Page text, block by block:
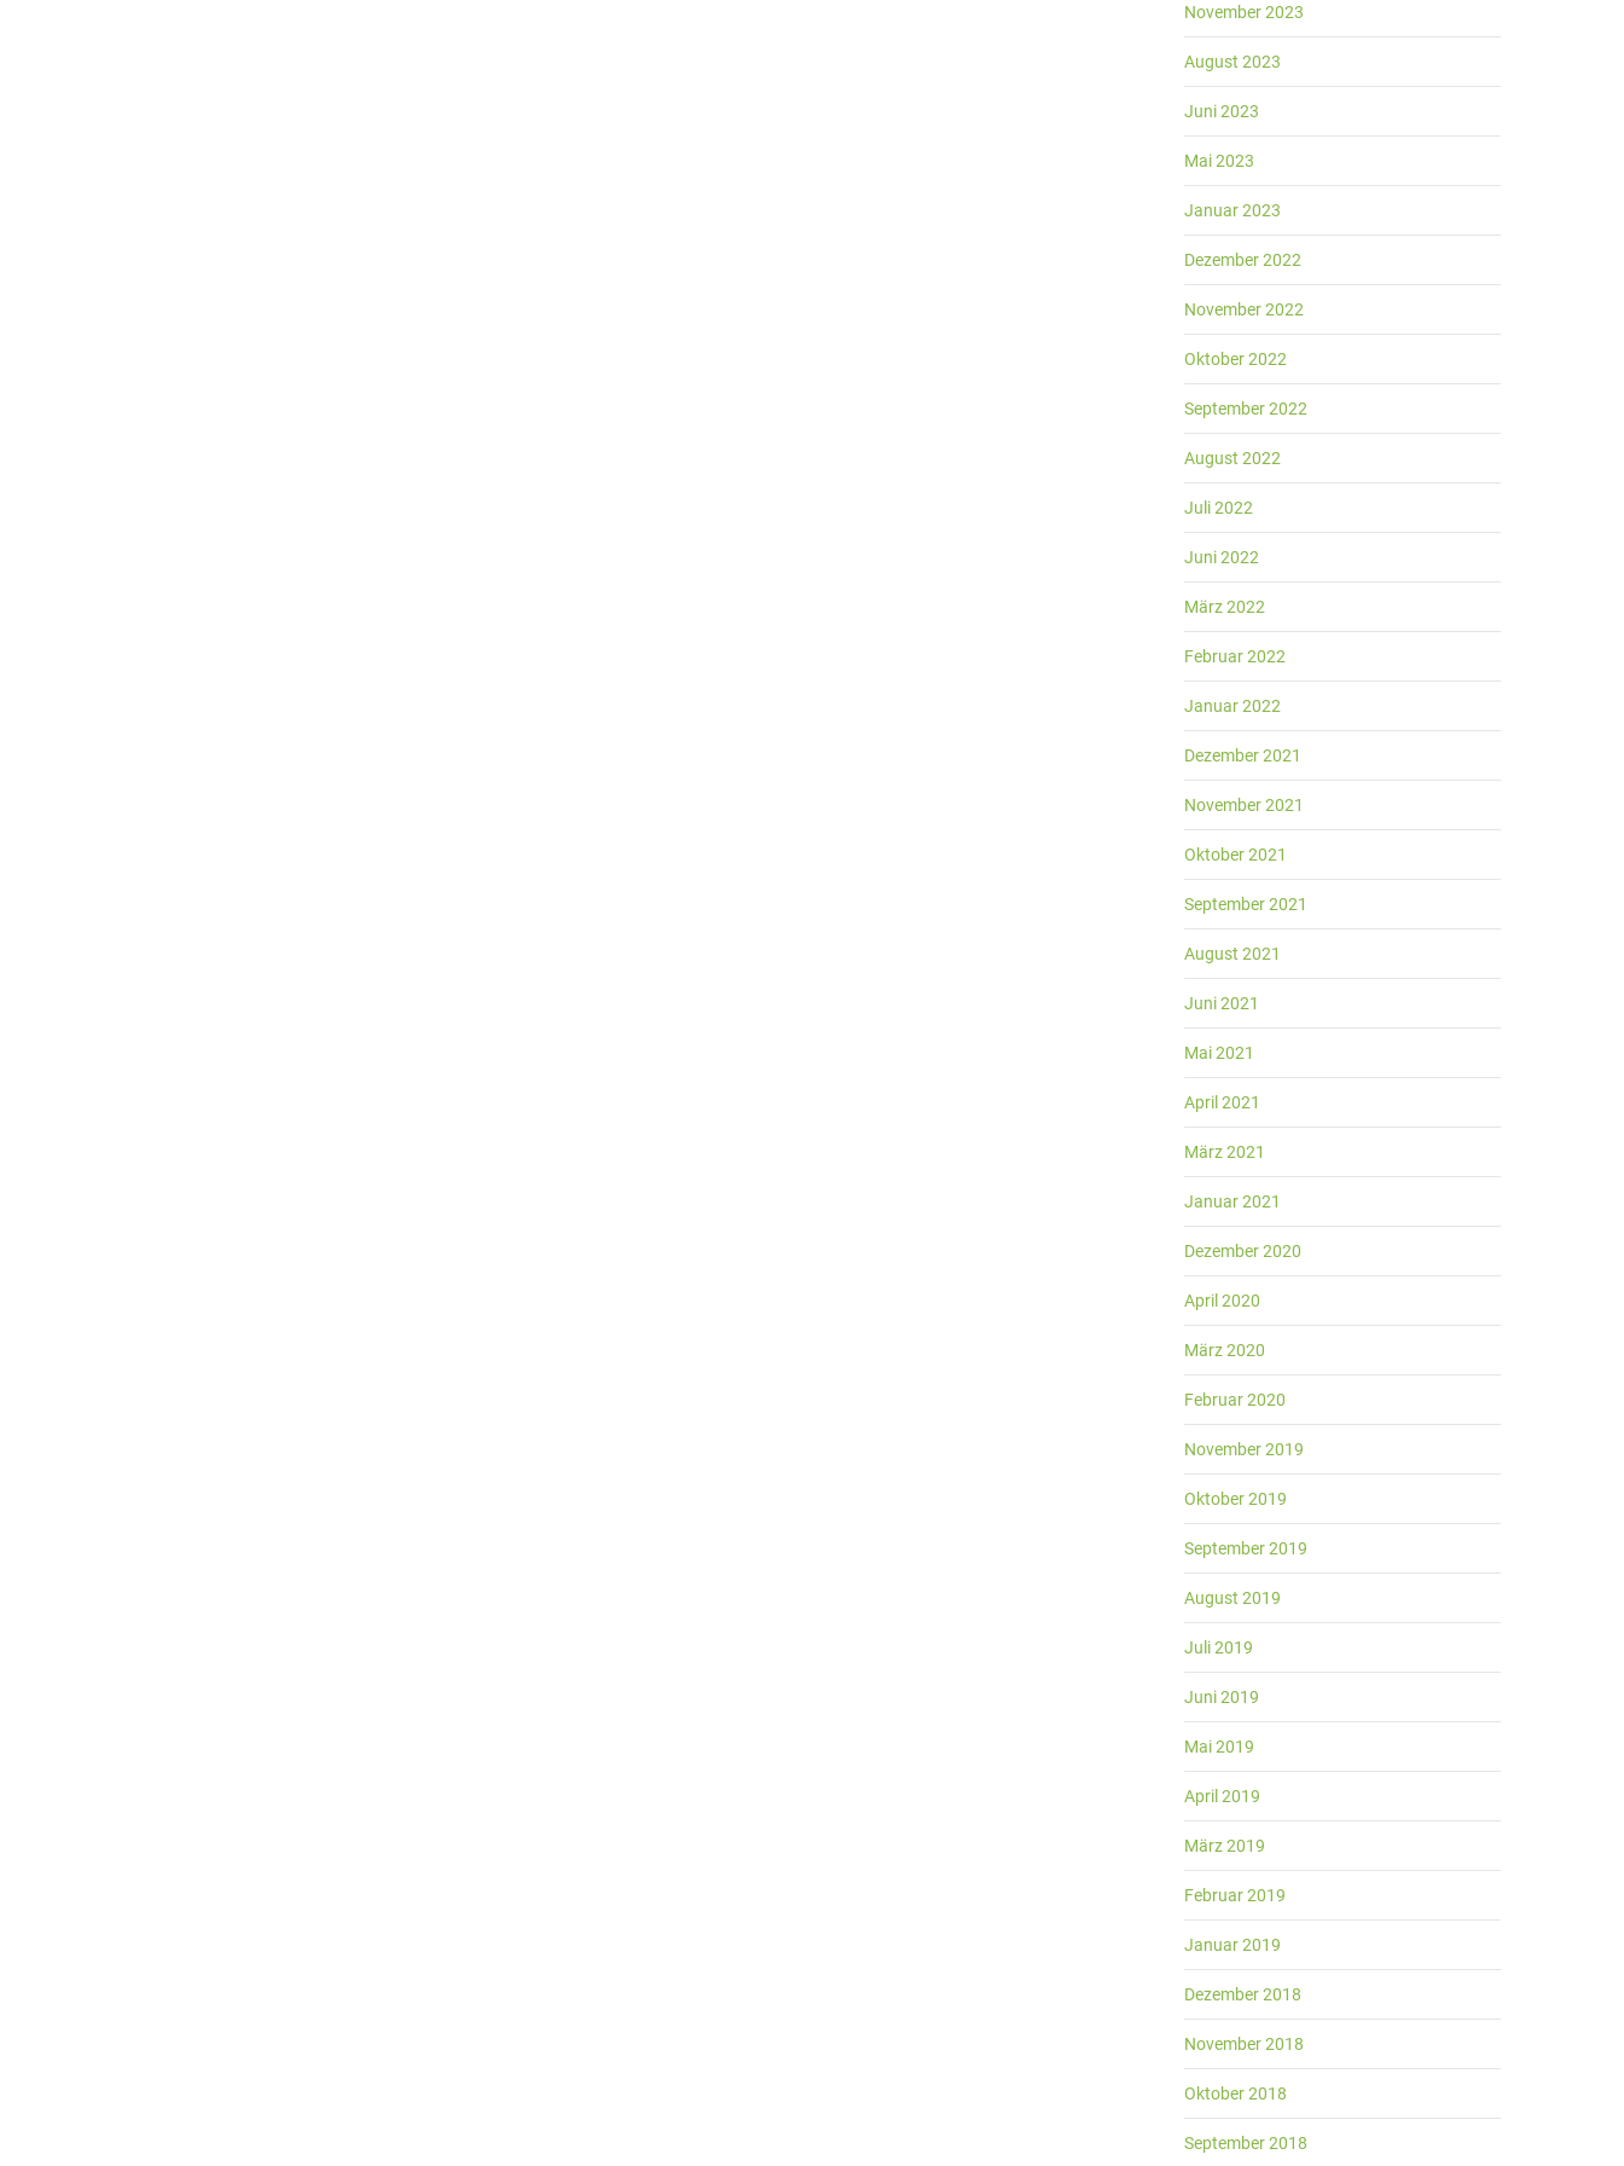
November 2023
August 2023
Juni 2023
Mai 2023
Januar 2023
Dezember 2022
November 2022
Oktober 2022
September 2022
August 2022
Juli 2022
Juni 2022
März 2022
Februar 2022
Januar 2022
Dezember 2021
November 2021
Oktober 2021
September 2021
August 2021
Juni 2021
Mai 2021
April 2021
März 2021
Januar 2021
Dezember 2020
April 2020
März 2020
Februar 2020
November 2019
Oktober 2019
September 2019
August 2019
Juli 2019
Juni 2019
Mai 2019
April 2019
März 2019
Februar 2019
Januar 2019
Dezember 2018
November 2018
Oktober 2018
September 2018